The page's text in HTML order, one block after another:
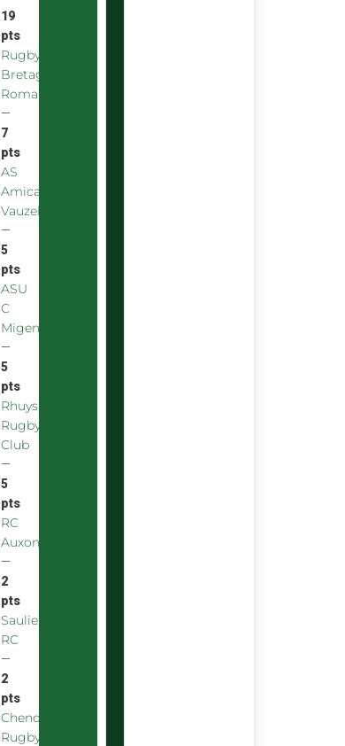
19
pts
Rugby
Bretagne
Romantique
—
7
pts
AS
Amicale
Vauzelles
—
5
pts
ASU
C
Migennes
—
5
pts
Rhuys
Rugby
Club
—
5
pts
RC
Auxonnais
—
2
pts
Saulieu
RC
—
2
pts
Chenove
Rugby